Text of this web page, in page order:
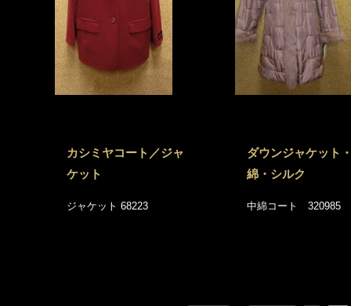
カシミヤコート／ジャ
ケット
ジャケット 68223
ダウンジャケット
綿・シルク
中綿コート 320985